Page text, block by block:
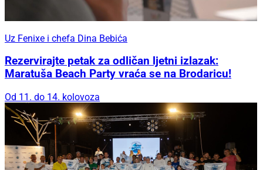
Uz Fenixe i chefa Dina Bebića
Rezervirajte petak za odličan ljetni izlazak:
Maratuša Beach Party vraća se na Brodaricu!
Od 11. do 14. kolovoza